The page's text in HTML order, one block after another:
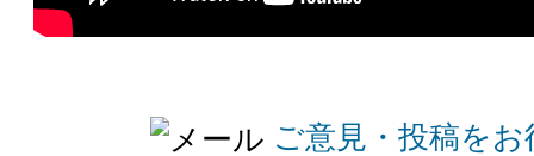
ご意見・投稿を